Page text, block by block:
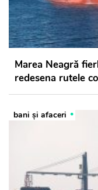
Marea Neagră
redesena rutele
bani și afaceri